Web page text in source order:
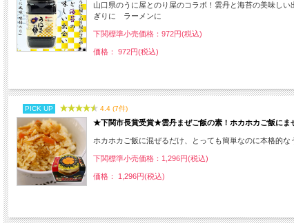
山口県のうに屋とのり屋のコラボ！雲丹と海苔の美味
ぎりに ラーメンに
下関標準小売価格：972円(税込)
価格： 972円(税込)
PICK UP 4.4 (7件)
★下関市長賞受賞★雲丹まぜご飯の素！ホカホカご飯にま
ホカホカご飯に混ぜるだけ、とっても簡単なのに本格的
下関標準小売価格：1,296円(税込)
価格： 1,296円(税込)